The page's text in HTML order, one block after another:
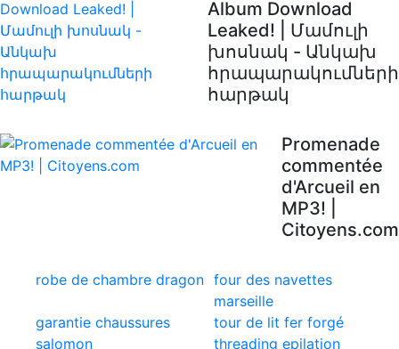
Album Download
Leaked! | Մամուլի
խոսնակ - Անկախ
հրապարակումների
հարթակ
Promenade
commentée
d'Arcueil en
MP3! |
Citoyens.com
robe de chambre dragon four des navettes
marseille
garantie chaussures
salomon
tour de lit fer forgé
threading epilation